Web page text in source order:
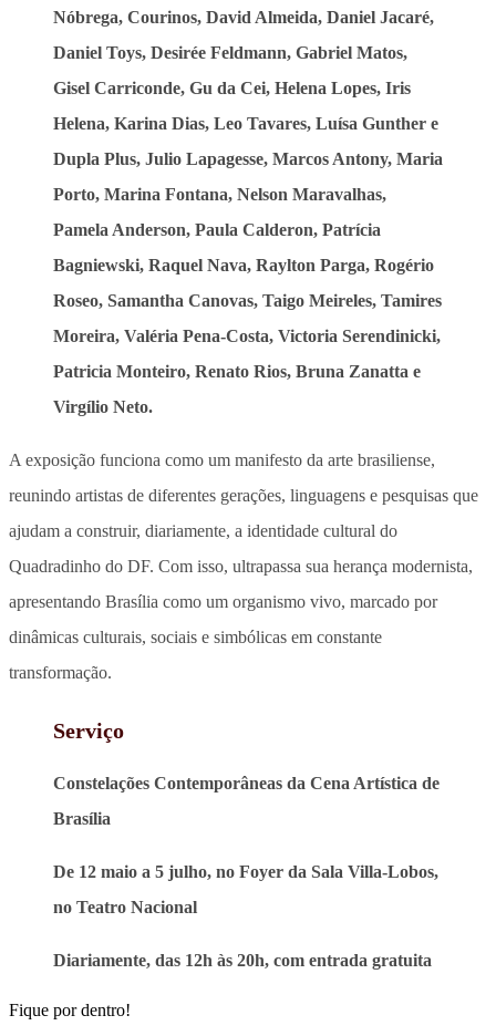
Nóbrega, Courinos, David Almeida, Daniel Jacaré,
Daniel Toys, Desirée Feldmann, Gabriel Matos,
Gisel Carriconde, Gu da Cei, Helena Lopes, Iris
Helena, Karina Dias, Leo Tavares, Luísa Gunther e
Dupla Plus, Julio Lapagesse, Marcos Antony, Maria
Porto, Marina Fontana, Nelson Maravalhas,
Pamela Anderson, Paula Calderon, Patrícia
Bagniewski, Raquel Nava, Raylton Parga, Rogério
Roseo, Samantha Canovas, Taigo Meireles, Tamires
Moreira, Valéria Pena-Costa, Victoria Serendinicki,
Patricia Monteiro, Renato Rios, Bruna Zanatta e
Virgílio Neto.
A exposição funciona como um manifesto da arte brasiliense,
reunindo artistas de diferentes gerações, linguagens e pesquisas que
ajudam a construir, diariamente, a identidade cultural do
Quadradinho do DF. Com isso, ultrapassa sua herança modernista,
apresentando Brasília como um organismo vivo, marcado por
dinâmicas culturais, sociais e simbólicas em constante
transformação.
Serviço
Constelações Contemporâneas da Cena Artística de
Brasília
De 12 maio a 5 julho, no Foyer da Sala Villa-Lobos,
no Teatro Nacional
Diariamente, das 12h às 20h, com entrada gratuita
Fique por dentro!